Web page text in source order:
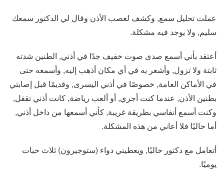
عملت تحليل سمع, وكشف لعصب الأذن وقال لي الدكتور سمعك
سليم, ولا يوجد فيه مشكلة.
أعتقد بأني أسمع صدى صوت خفيف جدًا في أذني, الطنين شدته
ثابتة ولا تزول, وأشعر به في أي مكان أذهب إليه, وأسمعه حتى
في الأماكن العامة, خصوصًا في أذني اليسرى, وقديمًا قبل إصابتي
بطنين الأذن, عندما كنت أجري, أو ألعب رياضة, كانت أذني تقفل,
وكنت أسمع أنفاسي بطريقة غريبة, كأني أسمعها من داخل أذني,
أما حاليًا فلا أعاني من هذه المشكلة.
أتعامل مع دكتور حاليًا, ويعطيني دواء (ستوجيرون) ثلاث حبات
يوميًا.